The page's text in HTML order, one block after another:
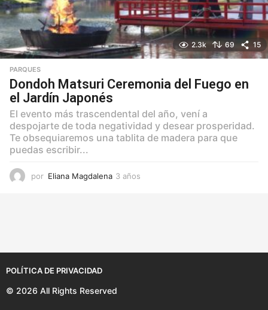
2.3k 69 15
PARQUES
Dondoh Matsuri Ceremonia del Fuego en
el Jardín Japonés
El evento más trascendental del año, vení a
despojarte de toda negatividad y desear prosperidad.
Te obsequiaremos una tablita de madera para que
puedas escribir...
por Eliana Magdalena 3 años
POLÍTICA DE PRIVACIDAD
© 2026 All Rights Reserved